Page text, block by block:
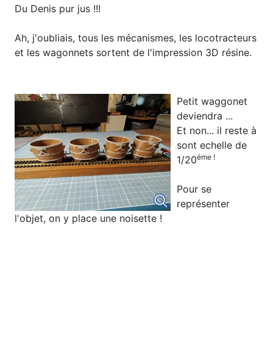
Du Denis pur jus !!!
Ah, j'oubliais, tous les mécanismes, les locotracteurs
et les wagonnets sortent de l'impression 3D résine.
Petit waggonet
deviendra ...
Et non... il reste à
sont echelle de
1/20éme !
Pour se
représenter
l'objet, on y place une noisette !